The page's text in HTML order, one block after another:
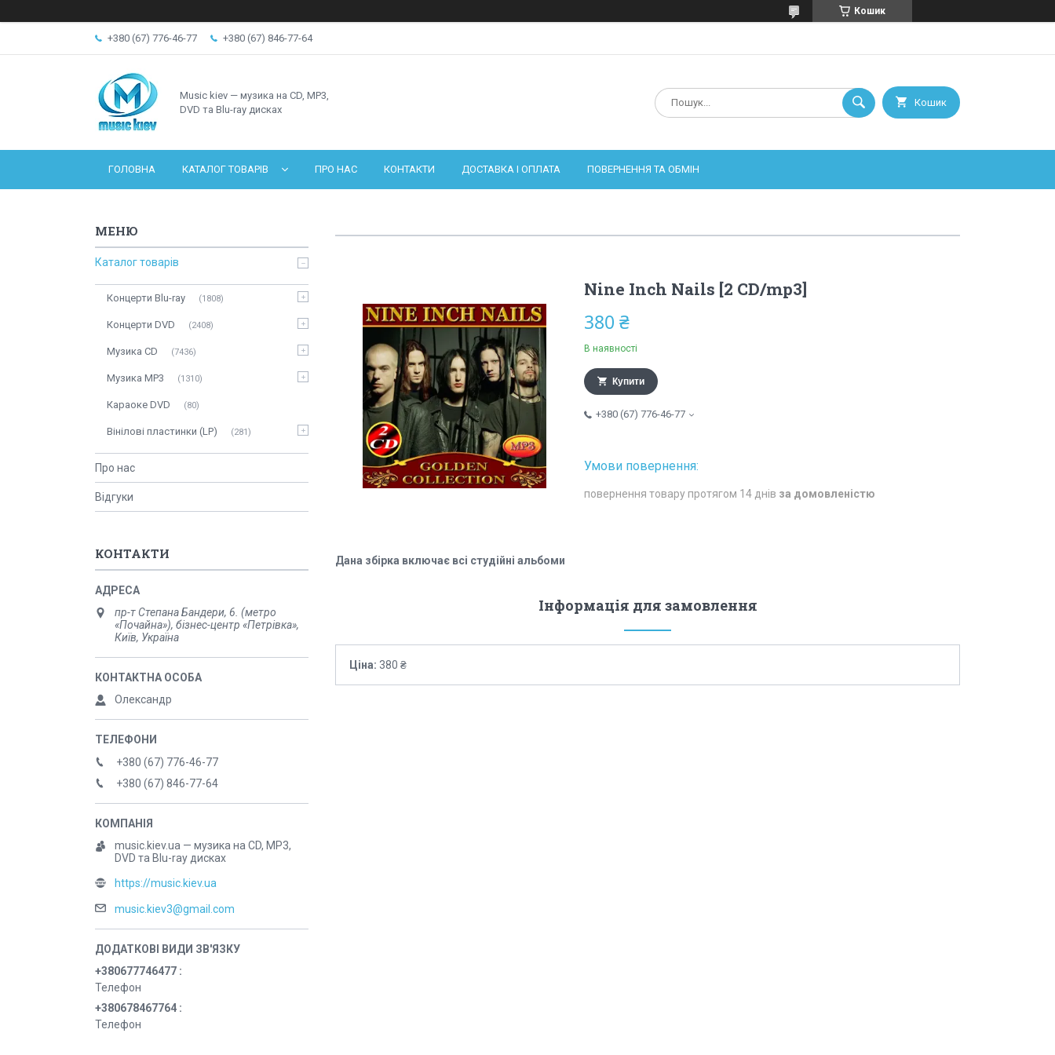
Кошик
+380 (67) 776-46-77 +380 (67) 846-77-64
Music kiev — музика на CD, MP3,
DVD та Blu-ray дисках
Кошик
ГОЛОВНА КАТАЛОГ ТОВАРІВ ПРО НАС КОНТАКТИ ДОСТАВКА І ОПЛАТА ПОВЕРНЕННЯ ТА ОБМІН
Nine Inch Nails [2 CD/mp3]
380 ₴
В наявності
Купити
+380 (67) 776-46-77
повернення товару протягом 14 днів за домовленістю
Дана збірка включає всі студійні альбоми
Інформація для замовлення
Ціна: 380 ₴
Каталог товарів
Концерти Blu-ray 1808
Концерти DVD 2408
Музика CD 7436
Музика MP3 1310
Караоке DVD 80
Вінілові пластинки (LP) 281
Про нас
Відгуки
КОНТАКТИ
пр-т Степана Бандери, 6. (метро
«Почайна»), бізнес-центр «Петрівка»,
Київ, Україна
Олександр
+380 (67) 776-46-77
+380 (67) 846-77-64
music.kiev.ua — музика на CD, MP3,
DVD та Blu-ray дисках
https://music.kiev.ua
music.kiev3@gmail.com
+380677746477
Телефон
+380678467764
Телефон